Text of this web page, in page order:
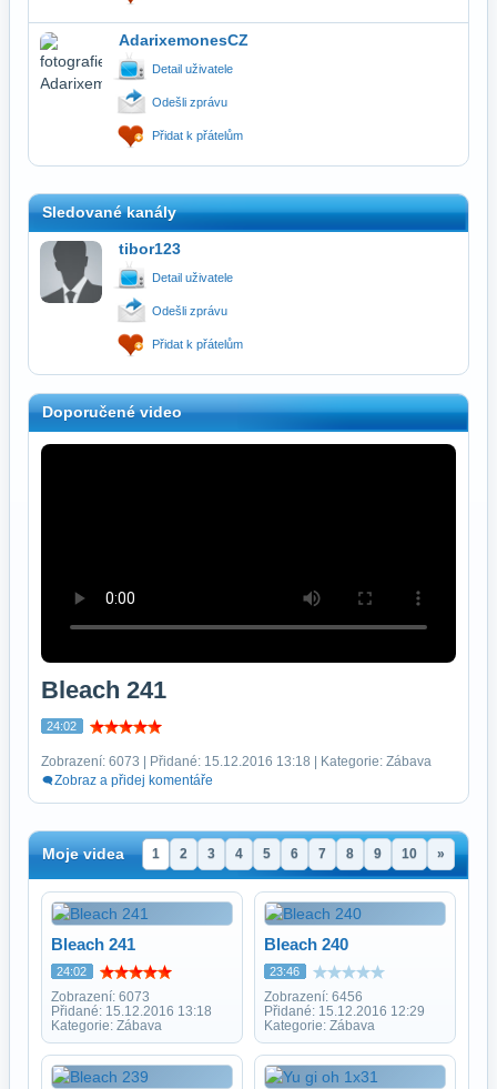
AdarixemonesCZ
Detail uživatele
Odešli zprávu
Přidat k přátelům
Sledované kanály
tibor123
Detail uživatele
Odešli zprávu
Přidat k přátelům
Doporučené video
Bleach 241
24:02
Zobrazení: 6073 | Přidané: 15.12.2016 13:18 | Kategorie: Zábava
Zobraz a přidej komentáře
Moje videa 1 2 3 4 5 6 7 8 9 10 »
Bleach 241
24:02
Zobrazení: 6073
Přidané: 15.12.2016 13:18
Kategorie: Zábava
Bleach 240
23:46
Zobrazení: 6456
Přidané: 15.12.2016 12:29
Kategorie: Zábava